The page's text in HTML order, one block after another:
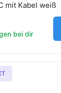
mit Kabel weiß
bei dir